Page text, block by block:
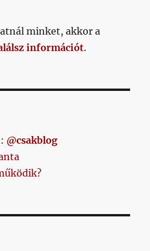
minket, akkor a
információt.
@csakblog